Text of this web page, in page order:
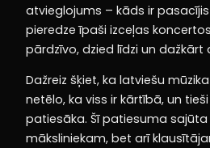
atvieglojums – kāds ir
pieredze īpaši izceļas
pārdzīvo, dzied līdzi un dažkārt
Dažreiz šķiet, ka latviešu
netēlo, ka viss ir kārtībā, un
patiesāka. Šī patiesuma sajūta
māksliniekam, bet arī